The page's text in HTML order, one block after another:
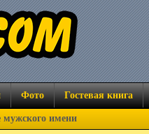
Фото Гостевая книга
мужского имени